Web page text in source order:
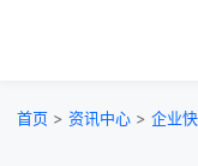
首页 > 资讯中心 > 企业